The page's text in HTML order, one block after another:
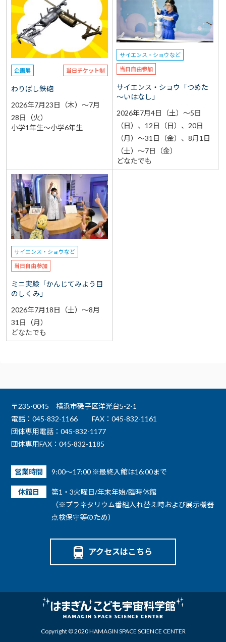
企画展 当日チケット制
わりばし鉄砲
2026年7月23日（木）～7月
28日（火）
小学1年生～小学6年生
サイエンス・ショウなど
当日自由参加
サイエンス・ショウ「つめた
～いはなし」
2026年7月4日（土）～5日
（日）、12日（日）、20日
（月）～31日（金）、8月1日
（土）～7日（金）
どなたでも
サイエンス・ショウなど
当日自由参加
ミニ実験「かんじてみよう目
のしくみ」
2026年7月18日（土）～8月
31日（月）
どなたでも
〒235-0045 横浜市磯子区洋光台5-2-1
電話：045-832-1166
FAX：045-832-1161
団体専用電話：045-832-1177
団体専用FAX：045-832-1185
営業時間 9:00～17:00 ※最終入館は16:00まで
休館日
第1・3火曜日/年末年始/臨時休館
（※プラネタリウム番組入れ替え時および展示機器
点検保守等のため）
アクセスはこちら
Copyright © 2020 HAMAGIN SPACE SCIENCE CENTER